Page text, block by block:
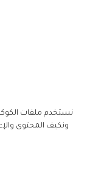
نستخدم ملفات
ونكيف المحتوى